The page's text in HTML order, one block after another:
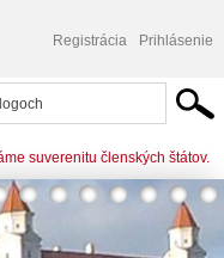
Registrácia Prihlásenie
suverenitu členských štátov.